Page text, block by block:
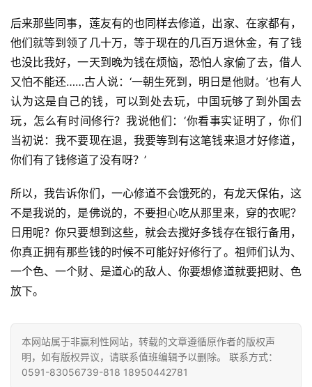
资
讯
八
点
僧
高
僧
访
谈
乐
菩
提
后来那些同事，莲友有的也同样去修道，出家、在家都有，
他们就等到领了几十万，等于现在的几百万退休金，有了钱
也没比我好，一天到晚为钱在烦恼，恐怕人家偷了去，借人
又怕不能还……古人说：‘一朝生死到，明日是他财。’也有人
认为这是自己的钱，可以到处去玩，中国玩够了到外国去
玩，怎么有时间修行？我说他们：‘你看事实证明了，你们
当初说：我不要现在退，我要等到有这笔钱来退才好修道，
你们有了钱修道了没有呀？’
所以，我告诉你们，一心修道不会饿死的，有龙天保佑，这
不是我说的，是佛说的，不要担心吃从那里来，穿的衣呢？
日用呢？你只要想到这些，就会去搅好多钱存在银行备用，
你真正拥有那些钱的时候不可能好好修行了。祖师们认为、
一个色、一个财、是道心的敌人、你要想修道就要把财、色
放下。
本网站属于非赢利性网站，转载的文章遵循原作者的版权声
明，如有版权异议，请联系值班编辑予以删除。 联系方式：
0591-83056739-818 18950442781